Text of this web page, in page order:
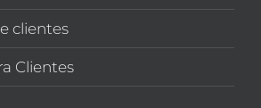
clientes
Clientes